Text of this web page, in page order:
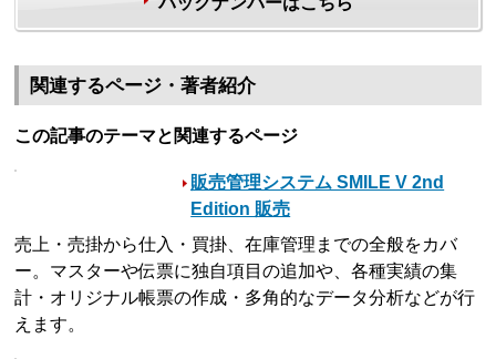
関連するページ・著者紹介
この記事のテーマと関連するページ
販売管理システム SMILE V 2nd
Edition 販売
売上・売掛から仕入・買掛、在庫管理までの全般をカバ
ー。マスターや伝票に独自項目の追加や、各種実績の集
計・オリジナル帳票の作成・多角的なデータ分析などが行
えます。